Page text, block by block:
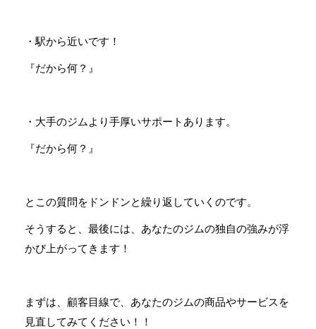
・駅から近いです！
『だから何？』
・大手のジムより手厚いサポートあります。
『だから何？』
とこの質問をドンドンと繰り返していくのです。
そうすると、最後には、あなたのジムの独自の強みが浮
かび上がってきます！
まずは、顧客目線で、あなたのジムの商品やサービスを
見直してみてください！！